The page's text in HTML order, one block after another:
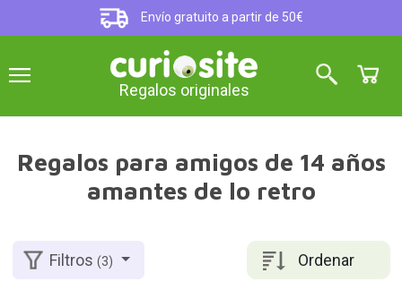
Envío gratuito a partir de 50€
Regalos originales
Regalos para amigos de 14 años
amantes de lo retro
Ordenar
Filtros(3)